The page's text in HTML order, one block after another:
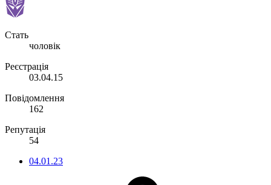
Стать
чоловік
Реєстрація
03.04.15
Повідомлення
162
Репутація
54
04.01.23